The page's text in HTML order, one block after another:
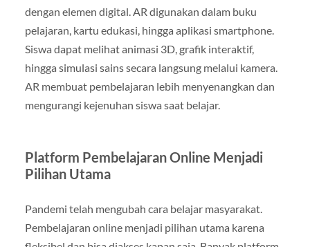
dengan elemen digital. AR digunakan dalam buku
pelajaran, kartu edukasi, hingga aplikasi smartphone.
Siswa dapat melihat animasi 3D, grafik interaktif,
hingga simulasi sains secara langsung melalui kamera.
AR membuat pembelajaran lebih menyenangkan dan
mengurangi kejenuhan siswa saat belajar.
Platform Pembelajaran Online Menjadi
Pilihan Utama
Pandemi telah mengubah cara belajar masyarakat.
Pembelajaran online menjadi pilihan utama karena